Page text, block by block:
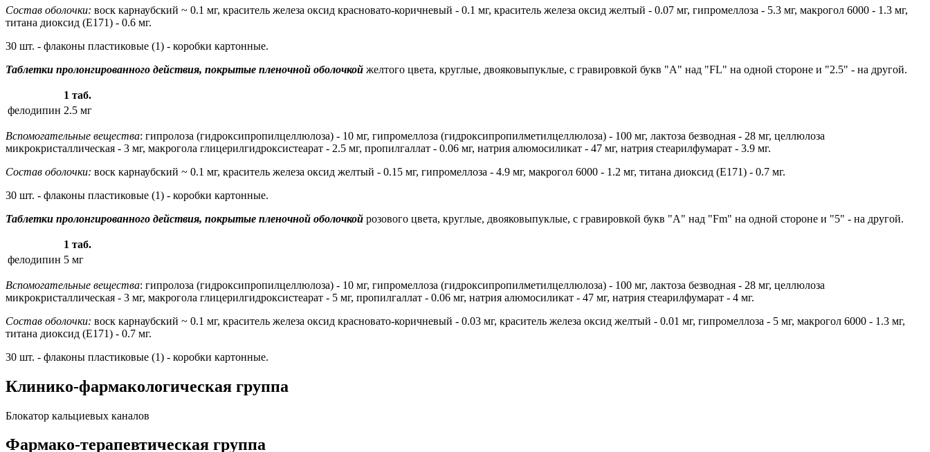
Состав оболочки: воск карнаубский ~ 0.1 мг, краситель железа оксид красновато-коричневый - 0.1 мг, краситель железа оксид желтый - 0.07 мг, гипромеллоза - 5.3 мг, макрогол 6000 - 1.3 мг,
титана диоксид (Е171) - 0.6 мг.
30 шт. - флаконы пластиковые (1) - коробки картонные.
Таблетки пролонгированного действия, покрытые пленочной оболочкой желтого цвета, круглые, двояковыпуклые, с гравировкой букв "А" над "FL" на одной стороне и "2.5" - на другой.
1 таб.
фелодипин 2.5 мг
Вспомогательные вещества: гипролоза (гидроксипропилцеллюлоза) - 10 мг, гипромеллоза (гидроксипропилметилцеллюлоза) - 100 мг, лактоза безводная - 28 мг, целлюлоза
микрокристаллическая - 3 мг, макрогола глицерилгидроксистеарат - 2.5 мг, пропилгаллат - 0.06 мг, натрия алюмосиликат - 47 мг, натрия стеарилфумарат - 3.9 мг.
Состав оболочки: воск карнаубский ~ 0.1 мг, краситель железа оксид желтый - 0.15 мг, гипромеллоза - 4.9 мг, макрогол 6000 - 1.2 мг, титана диоксид (Е171) - 0.7 мг.
30 шт. - флаконы пластиковые (1) - коробки картонные.
Таблетки пролонгированного действия, покрытые пленочной оболочкой розового цвета, круглые, двояковыпуклые, с гравировкой букв "А" над "Fm" на одной стороне и "5" - на другой.
1 таб.
фелодипин 5 мг
Вспомогательные вещества: гипролоза (гидроксипропилцеллюлоза) - 10 мг, гипромеллоза (гидроксипропилметилцеллюлоза) - 100 мг, лактоза безводная - 28 мг, целлюлоза
микрокристаллическая - 3 мг, макрогола глицерилгидроксистеарат - 5 мг, пропилгаллат - 0.06 мг, натрия алюмосиликат - 47 мг, натрия стеарилфумарат - 4 мг.
Состав оболочки: воск карнаубский ~ 0.1 мг, краситель железа оксид красновато-коричневый - 0.03 мг, краситель железа оксид желтый - 0.01 мг, гипромеллоза - 5 мг, макрогол 6000 - 1.3 мг,
титана диоксид (Е171) - 0.7 мг.
30 шт. - флаконы пластиковые (1) - коробки картонные.
Клинико-фармакологическая группа
Блокатор кальциевых каналов
Фармако-терапевтическая группа